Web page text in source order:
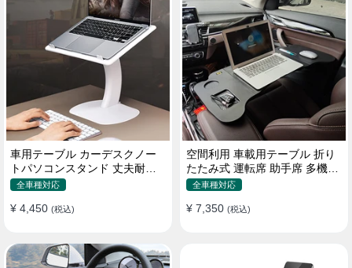
車用テーブル カーデスクノー
トパソコンスタンド 丈夫耐用
調整可能 車内車外 多機能用
全車種対応
¥ 4,450 (税込)
空間利用 車載用テーブル 折り
たたみ式 運転席 助手席 多機能
パソコン 食事 書き込み
全車種対応
¥ 7,350 (税込)